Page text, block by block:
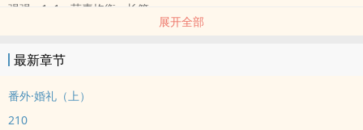
强强 - ‌‍1‌v‍‌‎1‍ - 荤素均衡 - 长篇
被甩后攻一蹶不振，沉迷健身，没想到过度健身吸引同性，竟然还吸
展开全部
最新章节
番外·婚礼（上）
210